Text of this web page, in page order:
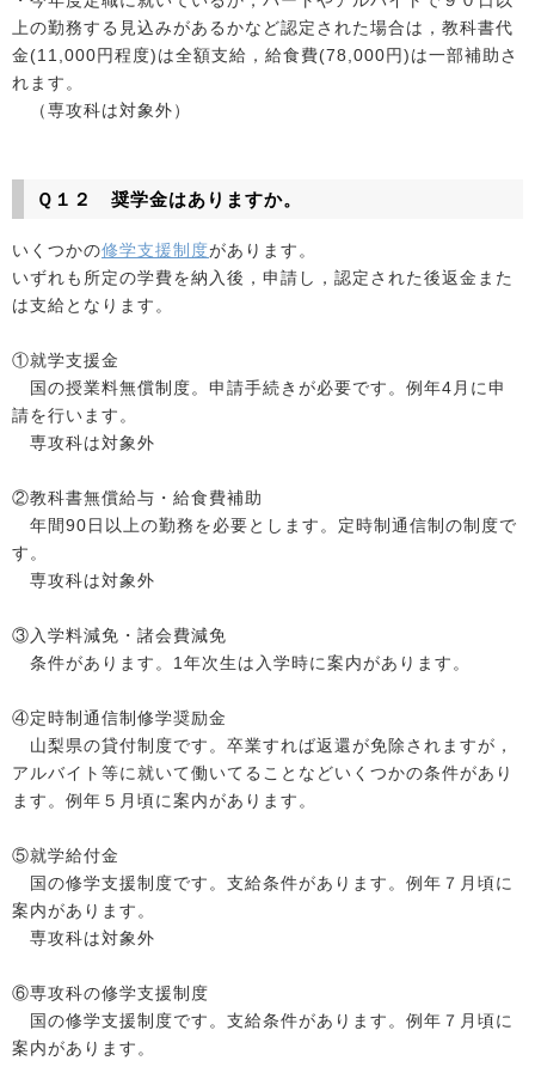
上の勤務する見込みがあるかなど認定された場合は，教科書代
金(11,000円程度)は全額支給，給食費(78,000円)は一部補助さ
れます。
（専攻科は対象外）
Ｑ１２ 奨学金はありますか。
いくつかの修学支援制度があります。
いずれも所定の学費を納入後，申請し，認定された後返金また
は支給となります。
①就学支援金
国の授業料無償制度。申請手続きが必要です。例年4月に申
請を行います。
専攻科は対象外
②教科書無償給与・給食費補助
年間90日以上の勤務を必要とします。定時制通信制の制度で
す。
専攻科は対象外
③入学料減免・諸会費減免
条件があります。1年次生は入学時に案内があります。
④定時制通信制修学奨励金
山梨県の貸付制度です。卒業すれば返還が免除されますが，
アルバイト等に就いて働いてることなどいくつかの条件があり
ます。例年５月頃に案内があります。
⑤就学給付金
国の修学支援制度です。支給条件があります。例年７月頃に
案内があります。
専攻科は対象外
⑥専攻科の修学支援制度
国の修学支援制度です。支給条件があります。例年７月頃に
案内があります。